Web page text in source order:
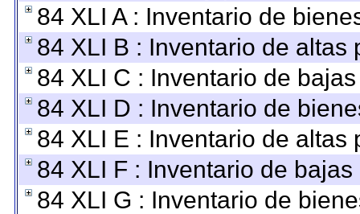
84 XLI A : Inventario de
84 XLI B : Inventario de
84 XLI C : Inventario de
84 XLI D : Inventario de
84 XLI E : Inventario de
84 XLI F : Inventario de
84 XLI G : Inventario de